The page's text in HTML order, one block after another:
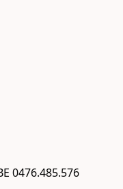
0476.485.576